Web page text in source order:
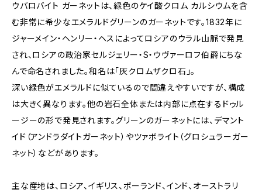
ウバロバイト ガーネットは、緑色のケイ酸クロム カルシウムを含
む非常に希少なエメラルドグリーンのガーネットです。1832年に
ジャーメイン・ヘンリー・ヘスによってロシアのウラル山脈で発見
され、ロシアの政治家セルジェリー・S・ウヴァーロフ伯爵にちな
んで命名されました。和名は「灰クロムザクロ石」。
深い緑色がエメラルドに似ているので間違えやすいですが、構成
は大きく異なります。他の岩石全体または内部に点在するドゥル
ージーの形で発見されます。グリーンのガーネットには、デマント
イド（アンドラダイトガーネット）やツァボライト（グロシュラーガー
ネット）などがあります。
主な産地は、ロシア、イギリス、ポーランド、インド、オーストラリ